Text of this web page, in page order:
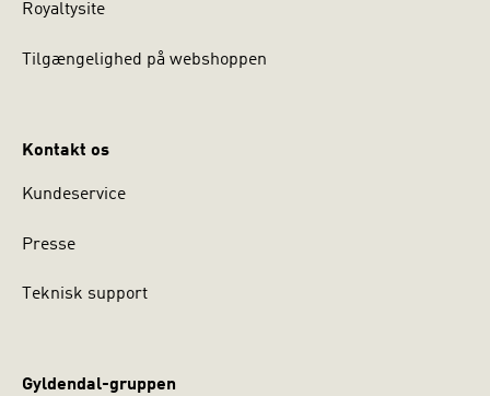
Royaltysite
Tilgængelighed på webshoppen
Kontakt os
Kundeservice
Presse
Teknisk support
Gyldendal-gruppen